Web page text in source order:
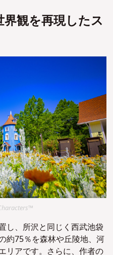
観を再現したス
し、所沢と同じく西武池袋
約75％を森林や丘陵地、河
リアです。さらに、作者の